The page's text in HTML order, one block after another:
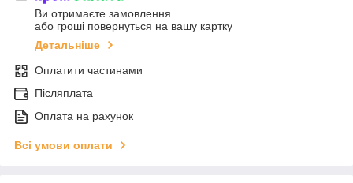
Ви отримаєте замовлення
або гроші повернуться на вашу картку
Детальніше
Оплатити частинами
Післяплата
Оплата на рахунок
Всі умови оплати